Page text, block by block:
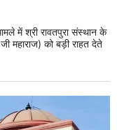
में श्री रावतपुरा संस्थान के
महाराज) को बड़ी राहत देते